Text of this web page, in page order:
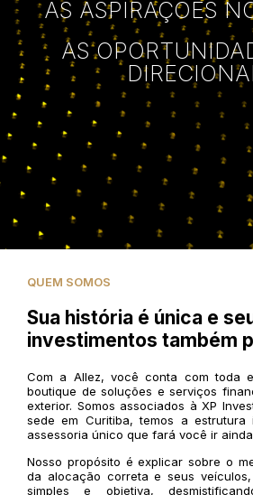
AS ASPIRAÇÕES
AS
QUEM SOMOS
Sua história é única e
investimentos também
Com a Allez, você conta com toda
boutique de soluções e serviços
exterior. Somos associados à XP
sede em Curitiba, temos a
assessoria único que fará você ir
Nosso propósito é explicar sobre o
da alocação correta e seus
simples e objetiva,